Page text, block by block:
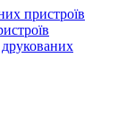
пристроїв
друкованих